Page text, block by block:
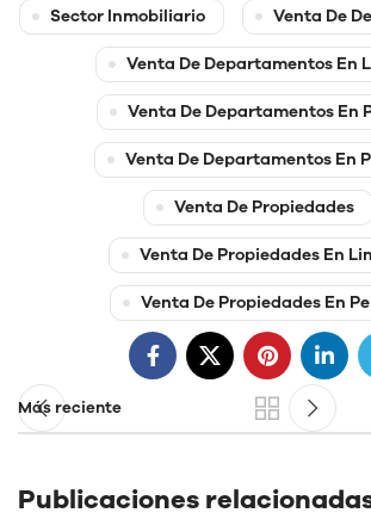
Sector Inmobiliario Venta De
Venta De Departamentos En
Venta De Departamentos En
Venta De Departamentos En
Venta De Propiedades
Venta De Propiedades En
Venta De Propiedades En
Más reciente
Publicaciones